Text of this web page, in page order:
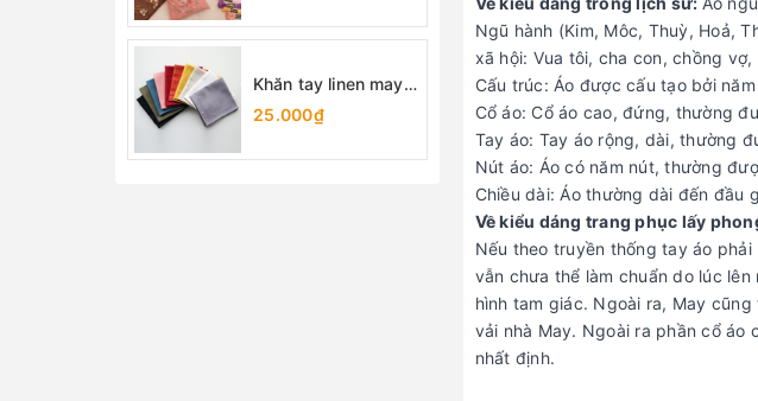
Khăn tay linen may
sẵn viền 25x25cm
25.000₫
Ngũ hành (Kim, Môc, Thuỳ, Hoả,
xã hội: Vua tôi, cha con, chồng vợ,
Cấu trúc: Áo được cấu tạo bởi
Cổ áo: Cổ áo cao, đứng, thường
Tay áo: Tay áo rộng, dài, thường
Nút áo: Áo có năm nút, thường
Chiều dài: Áo thường dài đến đầu
Về kiểu dáng trang phục lấy
Nếu theo truyền thống tay áo
vẫn chưa thể làm chuẩn do lúc
hình tam giác. Ngoài ra, May
vải nhà May. Ngoài ra phần cổ
nhất định.